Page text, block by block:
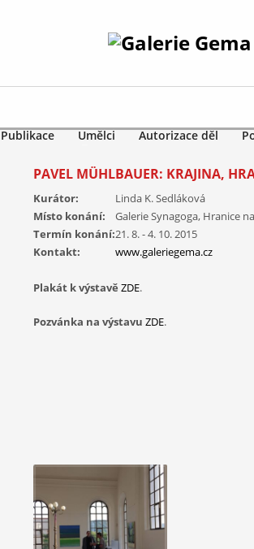
Publikace Umělci Autorizace děl
PAVEL MÜHLBAUER: KRAJINA,
Kurátor:
Linda K. Sedláková
Místo konání:
Galerie Synagoga, Hranice
Termín konání:21. 8. - 4. 10. 2015
Kontakt:
www.galeriegema.cz
Plakát k výstavě ZDE.
Pozvánka na výstavu ZDE.